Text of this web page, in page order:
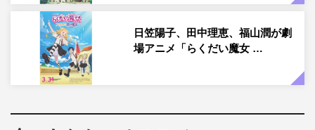
日笠陽子、田中理恵、福山潤が劇
場アニメ「らくだい魔女 …